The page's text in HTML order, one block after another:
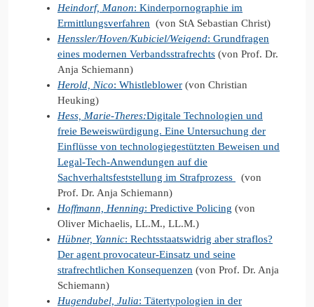
Heindorf, Manon: Kinderpornographie im
Ermittlungsverfahren (von StA Sebastian Christ)
Henssler/Hoven/Kubiciel/Weigend: Grundfragen
eines modernen Verbandsstrafrechts (von Prof. Dr.
Anja Schiemann)
Herold, Nico: Whistleblower (von Christian
Heuking)
Hess, Marie-Theres:Digitale Technologien und
freie Beweiswürdigung. Eine Untersuchung der
Einflüsse von technologiegestützten Beweisen und
Legal-Tech-Anwendungen auf die
Sachverhaltsfeststellung im Strafprozess
(von
Prof. Dr. Anja Schiemann)
Hoffmann, Henning: Predictive Policing (von
Oliver Michaelis, LL.M., LL.M.)
Hübner, Yannic: Rechtsstaatswidrig aber straflos?
Der agent provocateur-Einsatz und seine
strafrechtlichen Konsequenzen (von Prof. Dr. Anja
Schiemann)
Hugendubel, Julia: Tätertypologien in der